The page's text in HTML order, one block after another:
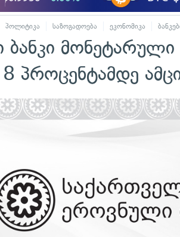
პოლიტიკა საზოგადოება ეკონომიკა
8 პროცენტამდე